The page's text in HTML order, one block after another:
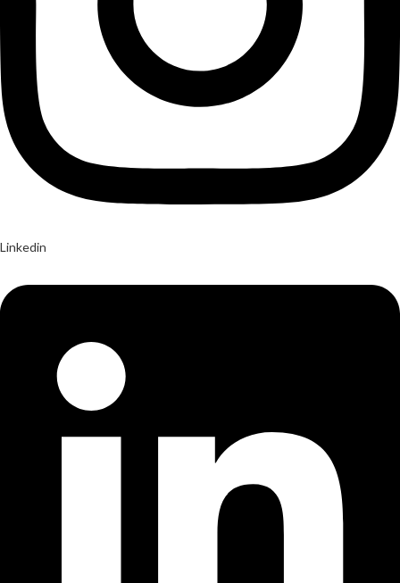
Linkedin